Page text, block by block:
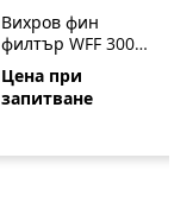
Вихров фин
филтър WFF 300 с
Цена при
запитване